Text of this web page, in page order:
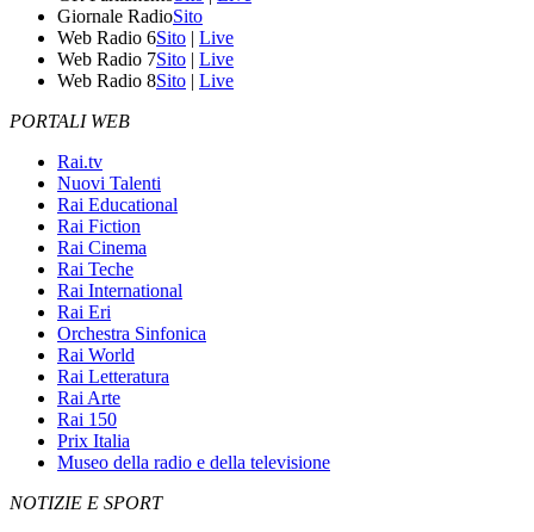
Giornale RadioSito
Web Radio 6Sito | Live
Web Radio 7Sito | Live
Web Radio 8Sito | Live
PORTALI WEB
Rai.tv
Nuovi Talenti
Rai Educational
Rai Fiction
Rai Cinema
Rai Teche
Rai International
Rai Eri
Orchestra Sinfonica
Rai World
Rai Letteratura
Rai Arte
Rai 150
Prix Italia
Museo della radio e della televisione
NOTIZIE E SPORT